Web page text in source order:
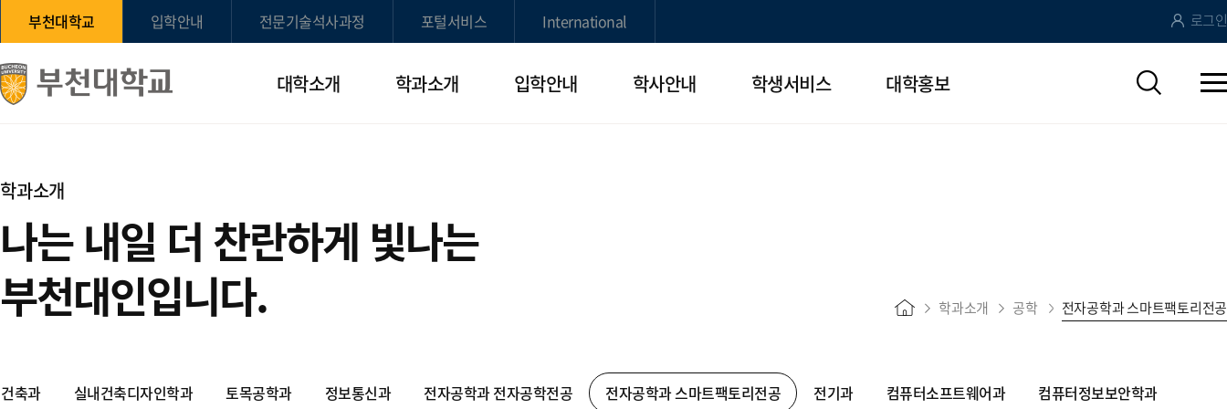
부천대학교 입학안내 전문기술석사과정 포털서비스 International 로그인
대학소개 학과소개 입학안내 학사안내 학생서비스 대학홍보
학과소개 공학 전자공학과 스마트팩토리전공
학과소개
나는 내일 더 찬란하게 빛나는
부천대인입니다.
건축과 실내건축디자인학과 토목공학과 정보통신과 전자공학과 전자공학전공 전자공학과 스마트팩토리전공 전기과 컴퓨터소프트웨어과 컴퓨터정보보안학과